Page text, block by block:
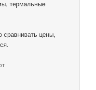
термальные
сравнивать цены,